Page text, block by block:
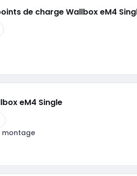
de charge Wallbox eM4
eM4 Single
montage